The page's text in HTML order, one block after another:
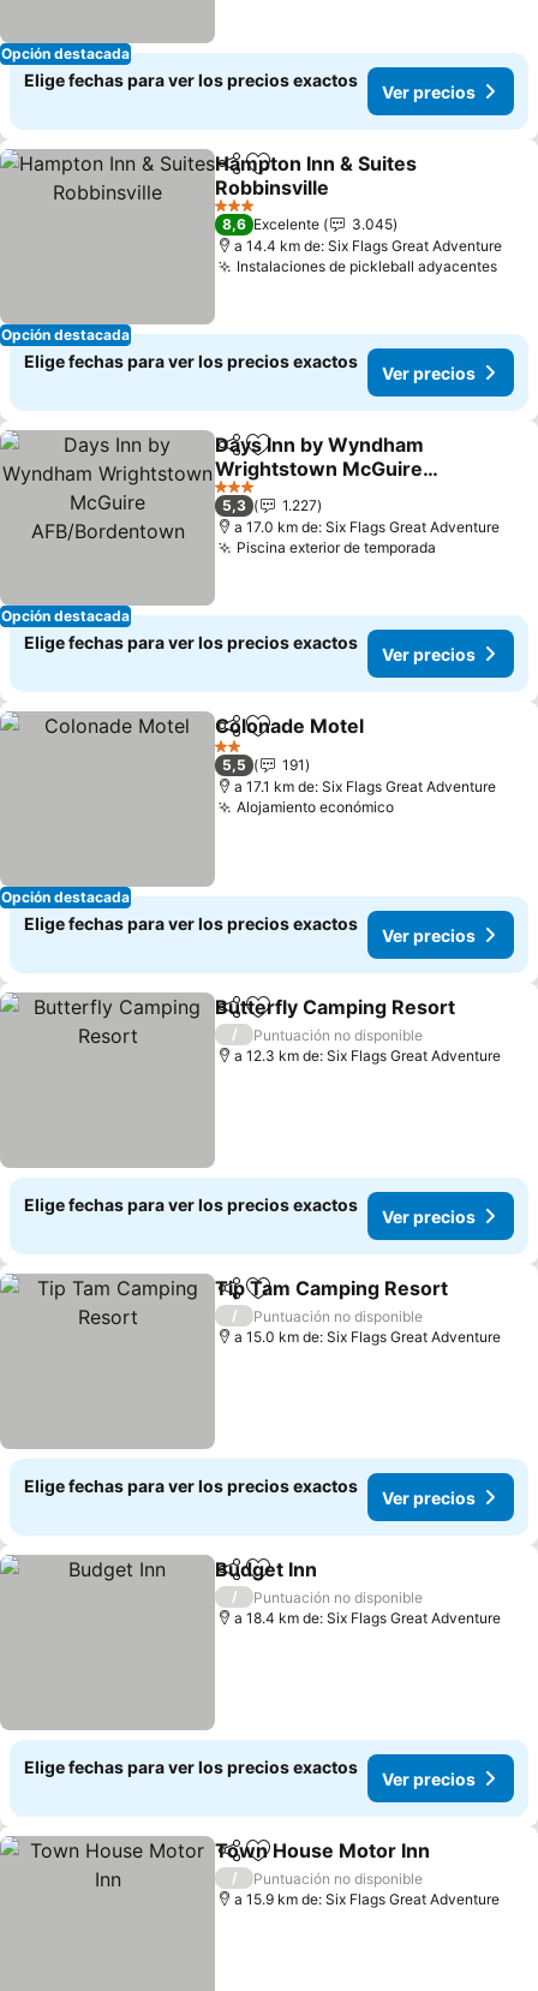
Opción destacada
Elige fechas para ver los precios exactos
Ver precios
Opción destacada
CompartirAgregar a favoritos
Hampton Inn & Suites
Robbinsville
3 Estrellas
8,6 Excelente
3.045
a 14.4 km de: Six Flags Great Adventure
Instalaciones de pickleball adyacentes
Elige fechas para ver los precios exactos
Ver precios
Opción destacada
CompartirAgregar a favoritos
Days Inn by Wyndham
Wrightstown McGuire
AFB/Bordentown
3 Estrellas
5,3
1.227
a 17.0 km de: Six Flags Great Adventure
Piscina exterior de temporada
Elige fechas para ver los precios exactos
Ver precios
Opción destacada
CompartirAgregar a favoritos
Colonade Motel
2 Estrellas
5,5
191
a 17.1 km de: Six Flags Great Adventure
Alojamiento económico
Elige fechas para ver los precios exactos
Ver precios
CompartirAgregar a favoritos
Butterfly Camping Resort
/
Puntuación no disponible
a 12.3 km de: Six Flags Great Adventure
Elige fechas para ver los precios exactos
Ver precios
Compartir
Agregar a favoritos
Tip Tam Camping Resort
/
Puntuación no disponible
a 15.0 km de: Six Flags Great Adventure
Elige fechas para ver los precios exactos
Ver precios
CompartirAgregar a favoritos
Budget Inn
/
Puntuación no disponible
a 18.4 km de: Six Flags Great Adventure
Elige fechas para ver los precios exactos
Ver precios
CompartirAgregar a favoritos
Town House Motor Inn
/
Puntuación no disponible
a 15.9 km de: Six Flags Great Adventure